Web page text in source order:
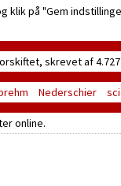
klik på "Gem
skrevet af
Nederschier
online.